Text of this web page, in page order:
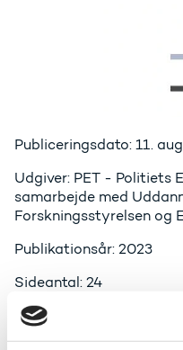
Publiceringsdato: 11.
Udgiver: PET - Politiets
samarbejde med
Forskningsstyrelsen og
Publikationsår: 2023
Sideantal: 24